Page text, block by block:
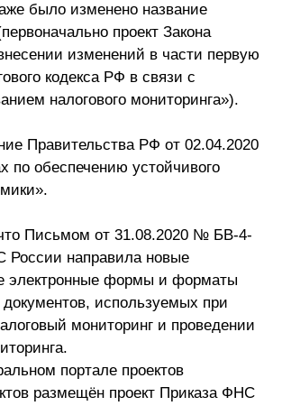
было изменено название
проект Закона
изменений в части первую
кодекса РФ в связи с
налогового мониторинга»).
Правительства РФ от 02.04.2020
обеспечению устойчивого
Письмом от 31.08.2020 № БВ-4-
России направила новые
электронные формы и форматы
документов, используемых при
мониторинг и проведении
портале проектов
размещён проект Приказа ФНС